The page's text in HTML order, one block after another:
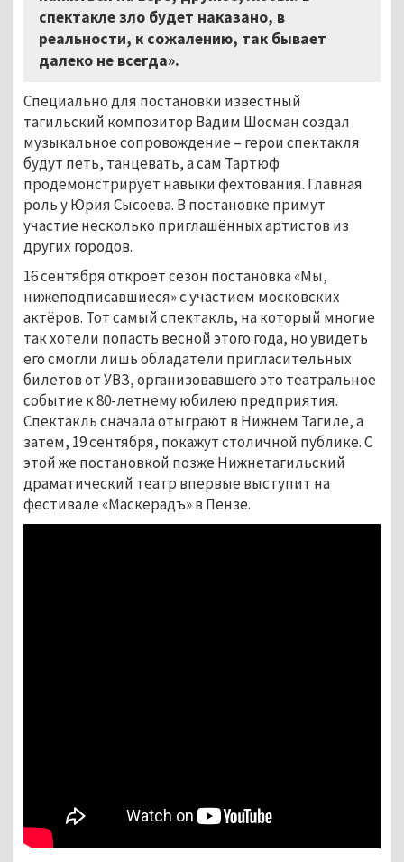
спектакле зло будет наказано, в
реальности, к сожалению, так бывает
далеко не всегда».
Специально для постановки известный
тагильский композитор Вадим Шосман создал
музыкальное сопровождение – герои спектакля
будут петь, танцевать, а сам Тартюф
продемонстрирует навыки фехтования. Главная
роль у Юрия Сысоева. В постановке примут
участие несколько приглашённых артистов из
других городов.
16 сентября откроет сезон постановка «Мы,
нижеподписавшиеся» с участием московских
актёров. Тот самый спектакль, на который многие
так хотели попасть весной этого года, но увидеть
его смогли лишь обладатели пригласительных
билетов от УВЗ, организовавшего это театральное
событие к 80-летнему юбилею предприятия.
Спектакль сначала отыграют в Нижнем Тагиле, а
затем, 19 сентября, покажут столичной публике. С
этой же постановкой позже Нижнетагильский
драматический театр впервые выступит на
фестивале «Маскерадъ» в Пензе.